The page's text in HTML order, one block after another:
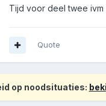
Tijd voor deel twee
Quote
op noodsituaties: